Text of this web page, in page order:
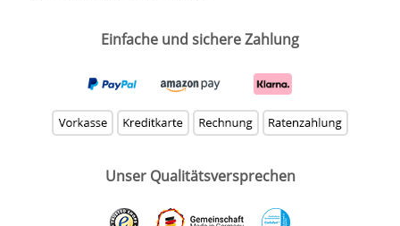
Einfache und sichere Zahlung
Unser Qualitätsversprechen